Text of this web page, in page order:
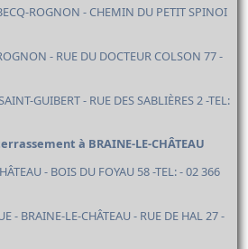
ROGNON - CHEMIN DU PETIT SPINOI
- RUE DU DOCTEUR COLSON 77 -
GUIBERT - RUE DES SABLIÈRES 2 -TEL:
à BRAINE-LE-CHÂTEAU
- BOIS DU FOYAU 58 -TEL: - 02 366
- BRAINE-LE-CHÂTEAU - RUE DE HAL 27 -